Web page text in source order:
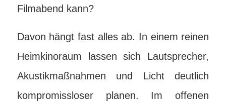
Filmabend kann?
Davon hängt fast alles ab. In einem reinen
Heimkinoraum lassen sich Lautsprecher,
Akustikmaßnahmen und Licht deutlich
kompromissloser planen. Im offenen